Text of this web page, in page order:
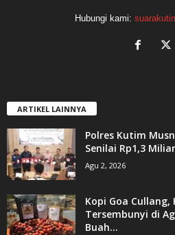
Hubungi kami:
ARTIKEL LAINNYA
Polres Kutim
Senilai Rp1,3 Miliar
Agu 2, 2026
Kopi Goa
Tersembunyi di
Buah...